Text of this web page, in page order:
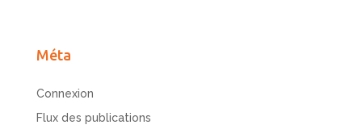
Méta
Connexion
Flux des publications